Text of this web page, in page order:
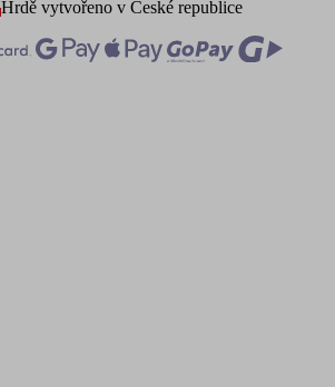
Hrdě vytvořeno v České republice